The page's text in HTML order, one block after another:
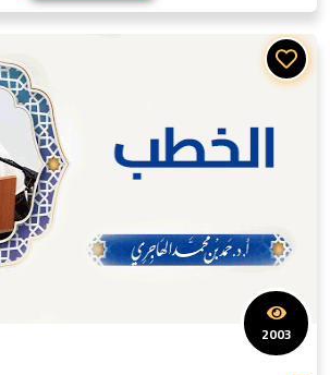
2003